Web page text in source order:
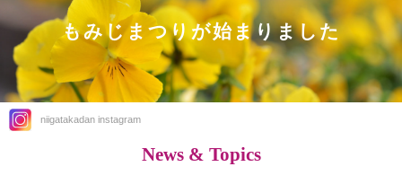
niigatakadan instagram
もみじまつりが始まりました
News & Topics